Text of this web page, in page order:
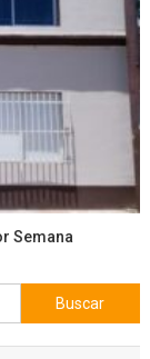
Semana
Buscar: